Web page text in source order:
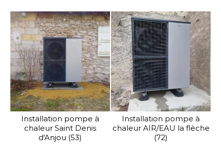
Installation pompe à
chaleur Saint Denis
d'Anjou (53)
Installation pompe à
chaleur AIR/EAU la flèche
(72)